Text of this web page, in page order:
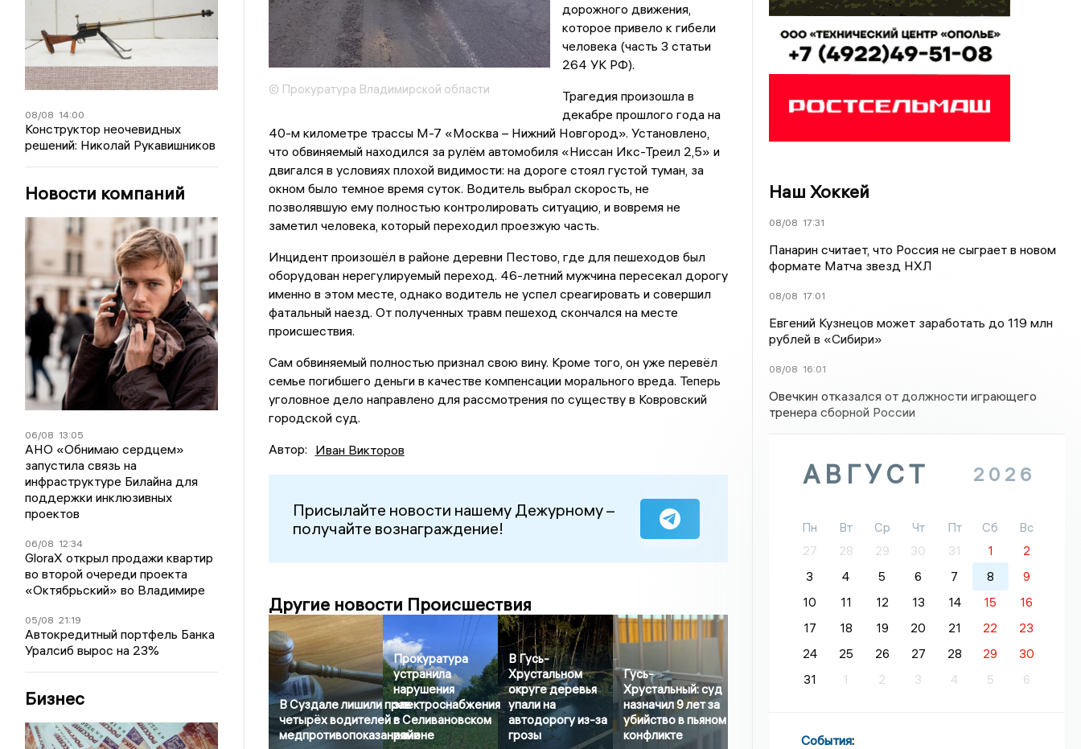
08/08 14:00
Конструктор неочевидных
решений: Николай Рукавишников
Новости компаний
06/08 13:05
АНО «Обнимаю сердцем»
запустила связь на
инфраструктуре Билайна для
поддержки инклюзивных
проектов
06/08 12:34
GloraX открыл продажи квартир
во второй очереди проекта
«Октябрьский» во Владимире
05/08 21:19
Автокредитный портфель Банка
Уралсиб вырос на 23%
Бизнес
© Прокуратура Владимирской области
дорожного движения,
которое привело к гибели
человека (часть 3 статьи
264 УК РФ).
Трагедия произошла в
декабре прошлого года на
40-м километре трассы М-7 «Москва – Нижний Новгород». Установлено,
что обвиняемый находился за рулём автомобиля «Ниссан Икс-Треил 2,5» и
двигался в условиях плохой видимости: на дороге стоял густой туман, за
окном было темное время суток. Водитель выбрал скорость, не
позволявшую ему полностью контролировать ситуацию, и вовремя не
заметил человека, который переходил проезжую часть.
Инцидент произошёл в районе деревни Пестово, где для пешеходов был
оборудован нерегулируемый переход. 46-летний мужчина пересекал дорогу
именно в этом месте, однако водитель не успел среагировать и совершил
фатальный наезд. От полученных травм пешеход скончался на месте
происшествия.
Сам обвиняемый полностью признал свою вину. Кроме того, он уже перевёл
семье погибшего деньги в качестве компенсации морального вреда. Теперь
уголовное дело направлено для рассмотрения по существу в Ковровский
городской суд.
Автор: Иван Викторов
Присылайте новости нашему Дежурному –
получайте вознаграждение!
Другие новости Происшествия
В Суздале лишили прав
четырёх водителей с
медпротивопоказаниями
Прокуратура
устранила
нарушения
электроснабжения
в Селивановском
районе
В Гусь-
Хрустальном
округе деревья
упали на
автодорогу из-за
грозы
Гусь-
Хрустальный: суд
назначил 9 лет за
убийство в пьяном
конфликте
Наш Хоккей
08/08 17:31
Панарин считает, что Россия не сыграет в новом
формате Матча звезд НХЛ
08/08 17:01
Евгений Кузнецов может заработать до 119 млн
рублей в «Сибири»
08/08 16:01
Овечкин отказался от должности играющего
тренера сборной России
АВГУСТ 2026
Пн Вт Ср Чт Пт Сб
Вс
27
28 29 30 31 1
2
3
4 5 6 7 8
9
10
11 12 13 14 15
16
17
18 19 20 21 22
23
24
25 26 27 28 29
30
31
1 2 3 4 5 6
События: